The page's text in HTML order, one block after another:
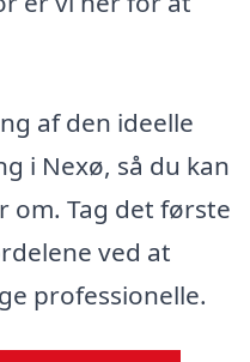
af den ideelle
i Nexø, så du kan
om. Tag det første
ved at
professionelle.